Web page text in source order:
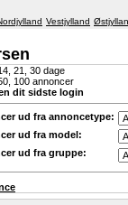
Vestjylland
21 30 dage
100 annoncer
dit sidste login
ud fra annoncetype:
ud fra model:
ud fra gruppe: